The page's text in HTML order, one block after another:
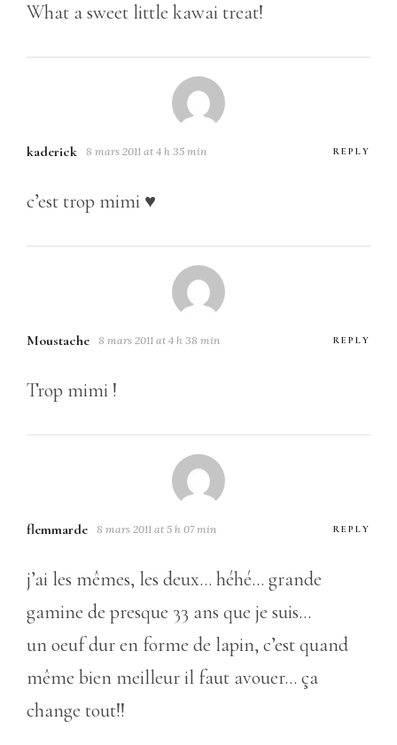
What a sweet little kawai treat!
kaderick 8 mars 2011 at 4 h 35 min REPLY
c’est trop mimi ♥
Moustache 8 mars 2011 at 4 h 38 min REPLY
Trop mimi !
flemmarde 8 mars 2011 at 5 h 07 min REPLY
j’ai les mêmes, les deux… héhé… grande
gamine de presque 33 ans que je suis…
un oeuf dur en forme de lapin, c’est quand
même bien meilleur il faut avouer… ça
change tout!!